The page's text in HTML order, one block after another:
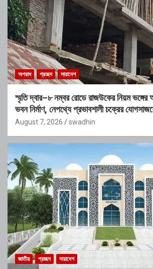
অপরাধ প্রচ্ছদ সারাদেশ
স্মৃতি দ্বার–৮ নম্বর রোডে রাজউকের নিয়ম
ভবন নির্মাণ, নেপথ্যে প্রভাবশালী চক্রের
August 7, 2026 swadhin
জাতীয় প্রচ্ছদ সারাদেশ